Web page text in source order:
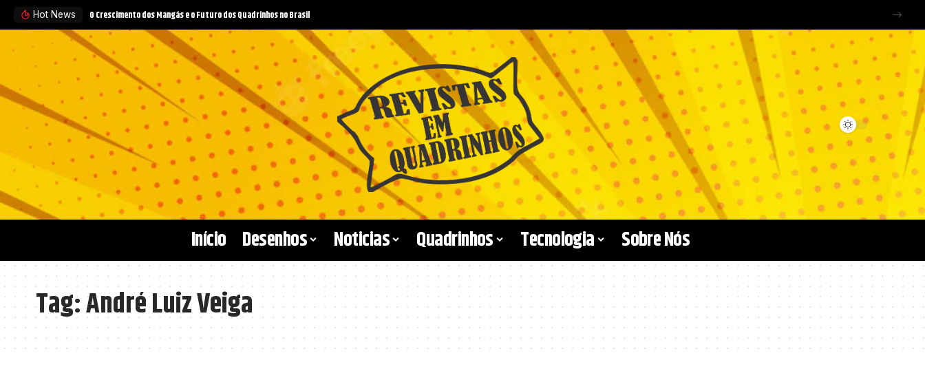
Hot News O Crescimento dos Mangás e o Futuro dos Quadrinhos no Brasil
Início Desenhos Noticias Quadrinhos Tecnologia Sobre Nós
Tag:André Luiz Veiga